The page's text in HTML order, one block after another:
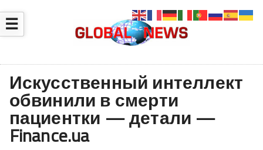
☰
Искусственный интеллект
обвинили в смерти
пациентки — детали —
Finance.ua